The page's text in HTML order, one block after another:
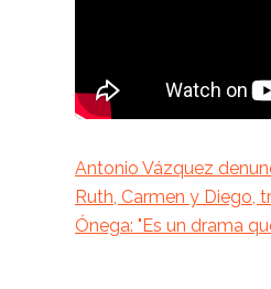
Antonio Vázquez
Ruth, Carmen y Diego,
Ónega: "Es un drama